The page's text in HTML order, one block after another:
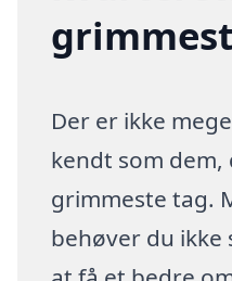
Der er ikke
kendt som
grimmeste tag.
behøver du